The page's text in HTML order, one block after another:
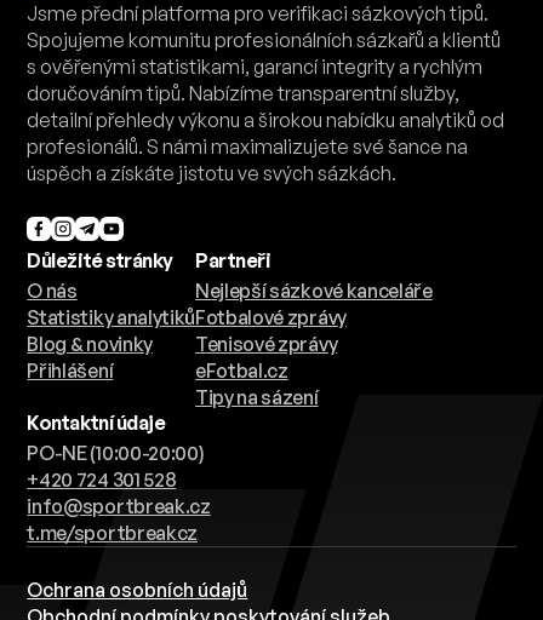
Jsme přední platforma pro verifikaci sázkových tipů.
Spojujeme komunitu profesionálních sázkařů a klientů
s ověřenými statistikami, garancí integrity a rychlým
doručováním tipů. Nabízíme transparentní služby,
detailní přehledy výkonu a širokou nabídku analytiků od
profesionálů. S námi maximalizujete své šance na
úspěch a získáte jistotu ve svých sázkách.
Důležité stránky
O nás
Statistiky analytiků
Blog & novinky
Přihlášení
Partneři
Nejlepší sázkové kanceláře
Fotbalové zprávy
Tenisové zprávy
eFotbal.cz
Tipy na sázení
Kontaktní údaje
PO-NE (10:00-20:00)
+420 724 301 528
info@sportbreak.cz
t.me/sportbreakcz
Ochrana osobních údajů